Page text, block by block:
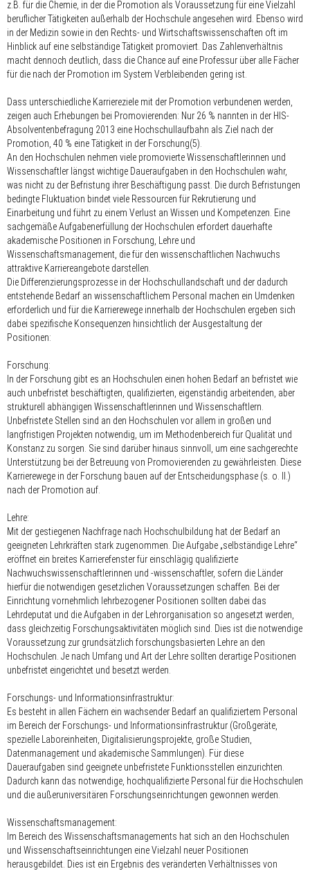
z.B. für die Chemie, in der die Promotion als Voraussetzung für eine Vielzahl
beruflicher Tätigkeiten außerhalb der Hochschule angesehen wird. Ebenso wird
in der Medizin sowie in den Rechts- und Wirtschafts­wissenschaften oft im
Hinblick auf eine selbständige Tätigkeit promoviert. Das Zahlenverhältnis
macht dennoch deutlich, dass die Chance auf eine Professur über alle Fächer
für die nach der Promotion im System Verbleibenden gering ist.
Dass unterschiedliche Karriereziele mit der Promotion verbundenen werden,
zeigen auch Erhebungen bei Promovierenden: Nur 26 % nannten in der HIS-
Absolventenbefragung 2013 eine Hochschullaufbahn als Ziel nach der
Promotion, 40 % eine Tätigkeit in der Forschung(5).
An den Hochschulen nehmen viele promovierte Wissenschaftlerinnen und
Wissenschaftler längst wichtige Daueraufgaben in den Hochschulen wahr,
was nicht zu der Befristung ihrer Beschäftigung passt. Die durch Befristungen
bedingte Fluktuation bindet viele Ressourcen für Rekrutierung und
Einarbeitung und führt zu einem Verlust an Wissen und Kompetenzen. Eine
sachgemäße Aufgabenerfüllung der Hochschulen erfordert dauerhafte
akademische Positionen in Forschung, Lehre und
Wissenschaftsmanagement, die für den wissenschaftlichen Nachwuchs
attraktive Karriereangebote darstellen.
Die Differenzierungsprozesse in der Hochschullandschaft und der dadurch
entstehende Bedarf an wissenschaftlichem Personal machen ein Umdenken
erforderlich und für die Karrierewege innerhalb der Hochschulen ergeben sich
dabei spezifische Konsequenzen hinsichtlich der Ausgestaltung der
Positionen:
Forschung:
In der Forschung gibt es an Hochschulen einen hohen Bedarf an befristet wie
auch unbefristet beschäftigten, qualifizierten, eigenständig arbeitenden, aber
strukturell abhängigen Wissenschaftlerinnen und Wissenschaftlern.
Unbefristete Stellen sind an den Hochschulen vor allem in großen und
langfristigen Projekten notwendig, um im Methodenbereich für Qualität und
Konstanz zu sorgen. Sie sind darüber hinaus sinnvoll, um eine sachgerechte
Unterstützung bei der Betreuung von Promovierenden zu gewährleisten. Diese
Karrierewege in der Forschung bauen auf der Entscheidungsphase (s. o. II.)
nach der Promotion auf.
Lehre:
Mit der gestiegenen Nachfrage nach Hochschulbildung hat der Bedarf an
geeigneten Lehrkräften stark zugenommen. Die Aufgabe „selbständige Lehre“
eröffnet ein breites Karrierefenster für einschlägig qualifizierte
Nachwuchswissenschaftlerinnen und -wissenschaftler, sofern die Länder
hierfür die notwendigen gesetzlichen Voraussetzungen schaffen. Bei der
Einrichtung vornehmlich lehrbezogener Positionen sollten dabei das
Lehrdeputat und die Aufgaben in der Lehrorganisation so angesetzt werden,
dass gleichzeitig Forschungsaktivitäten möglich sind. Dies ist die notwendige
Voraussetzung zur grundsätzlich forschungsbasierten Lehre an den
Hochschulen. Je nach Umfang und Art der Lehre sollten derartige Positionen
unbefristet eingerichtet und besetzt werden.
Forschungs- und Informationsinfrastruktur:
Es besteht in allen Fächern ein wachsender Bedarf an qualifiziertem Personal
im Bereich der Forschungs- und Informationsinfrastruktur (Großgeräte,
spezielle Laboreinheiten, Digitalisierungsprojekte, große Studien,
Datenmanagement und akademische Sammlungen). Für diese
Daueraufgaben sind geeignete unbefristete Funktionsstellen einzurichten.
Dadurch kann das notwendige, hochqualifizierte Personal für die Hochschulen
und die außeruniversitären Forschungseinrichtungen gewonnen werden.
Wissenschaftsmanagement:
Im Bereich des Wissenschaftsmanagements hat sich an den Hochschulen
und Wissenschaftseinrichtungen eine Vielzahl neuer Positionen
herausgebildet. Dies ist ein Ergebnis des veränderten Verhältnisses von